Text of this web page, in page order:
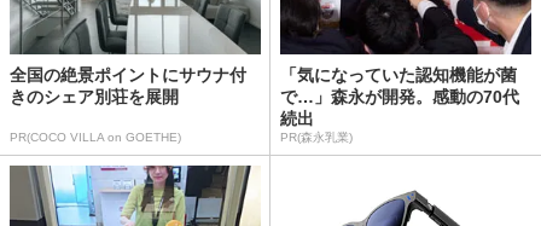
全国の絶景ポイントにサウナ付
きのシェア別荘を展開
PR(COCO VILLA on GOETHE)
「気になっていた認知機能が菌
で…」森永が開発。感動の70代
続出
PR(森永乳業)